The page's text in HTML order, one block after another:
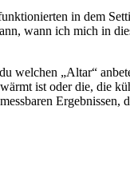
in dem
wann ich mich in
welchen „Altar“
ist oder die, die